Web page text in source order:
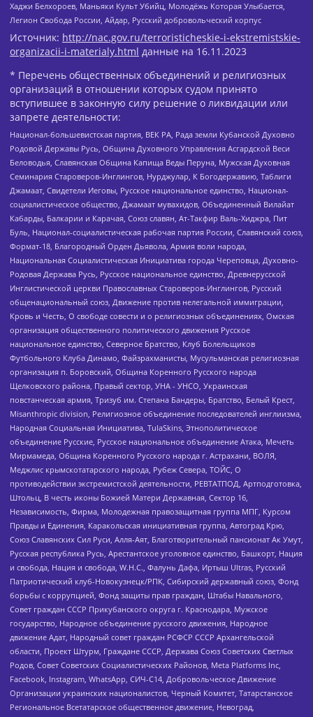
Хаджи Белхороев, Маньяки Культ Убийц, Молодёжь Которая Улыбается,
Легион Свобода России, Айдар, Русский добровольческий корпус
Источник: http://nac.gov.ru/terroristicheskie-i-ekstremistskie-
organizacii-i-materialy.html данные на 16.11.2023
* Перечень общественных объединений и религиозных
организаций в отношении которых судом принято
вступившее в законную силу решение о ликвидации или
запрете деятельности:
Национал-большевистская партия, ВЕК РА, Рада земли Кубанской Духовно
Родовой Державы Русь, Община Духовного Управления Асгардской Веси
Беловодья, Славянская Община Капища Веды Перуна, Мужская Духовная
Семинария Староверов-Инглингов, Нурджулар, К Богодержавию, Таблиги
Джамаат, Свидетели Иеговы, Русское национальное единство, Национал-
социалистическое общество, Джамаат мувахидов, Объединенный Вилайат
Кабарды, Балкарии и Карачая, Союз славян, Ат-Такфир Валь-Хиджра, Пит
Буль, Национал-социалистическая рабочая партия России, Славянский союз,
Формат-18, Благородный Орден Дьявола, Армия воли народа,
Национальная Социалистическая Инициатива города Череповца, Духовно-
Родовая Держава Русь, Русское национальное единство, Древнерусской
Инглистической церкви Православных Староверов-Инглингов, Русский
общенациональный союз, Движение против нелегальной иммиграции,
Кровь и Честь, О свободе совести и о религиозных объединениях, Омская
организация общественного политического движения Русское
национальное единство, Северное Братство, Клуб Болельщиков
Футбольного Клуба Динамо, Файзрахманисты, Мусульманская религиозная
организация п. Боровский, Община Коренного Русского народа
Щелковского района, Правый сектор, УНА - УНСО, Украинская
повстанческая армия, Тризуб им. Степана Бандеры, Братство, Белый Крест,
Misanthropic division, Религиозное объединение последователей инглиизма,
Народная Социальная Инициатива, TulaSkins, Этнополитическое
объединение Русские, Русское национальное объединение Атака, Мечеть
Мирмамеда, Община Коренного Русского народа г. Астрахани, ВОЛЯ,
Меджлис крымскотатарского народа, Рубеж Севера, ТОЙС, О
противодействии экстремистской деятельности, РЕВТАТПОД, Артподготовка,
Штольц, В честь иконы Божией Матери Державная, Сектор 16,
Независимость, Фирма, Молодежная правозащитная группа МПГ, Курсом
Правды и Единения, Каракольская инициативная группа, Автоград Крю,
Союз Славянских Сил Руси, Алля-Аят, Благотворительный пансионат Ак Умут,
Русская республика Русь, Арестантское уголовное единство, Башкорт, Нация
и свобода, Нация и свобода, W.H.С., Фалунь Дафа, Иртыш Ultras, Русский
Патриотический клуб-Новокузнецк/РПК, Сибирский державный союз, Фонд
борьбы с коррупцией, Фонд защиты прав граждан, Штабы Навального,
Совет граждан СССР Прикубанского округа г. Краснодара, Мужское
государство, Народное объединение русского движения, Народное
движение Адат, Народный совет граждан РСФСР СССР Архангельской
области, Проект Штурм, Граждане СССР, Держава Союз Советских Светлых
Родов, Совет Советских Социалистических Районов, Meta Platforms Inc,
Facebook, Instagram, WhatsApp, СИЧ-С14, Добровольческое Движение
Организации украинских националистов, Черный Комитет, Татарстанское
Региональное Всетатарское общественное движение, Невоград,